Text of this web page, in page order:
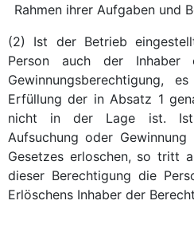
Rahmen ihrer Aufgaben und
(2) Ist der Betrieb
Person auch der Inhaber
Gewinnungsberechtigung,
Erfüllung der in Absatz 1
nicht in der Lage ist. Ist
Aufsuchung oder
Gesetzes erloschen, so tritt
dieser Berechtigung die
Erlöschens Inhaber der